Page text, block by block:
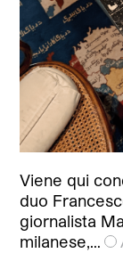
Viene qui
duo
giornalista
milanese,…